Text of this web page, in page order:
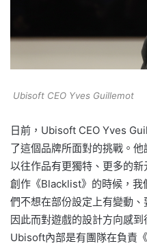
Ubisoft CEO Yves Guillemot
日前，Ubisoft CEO Yves
了這個品牌所面對的挑戰。
以往作品有更獨特、更多的
創作《Blacklist》的時候，我
們不想在部份設定上有變動
因此而對遊戲的設計方向感
Ubisoft內部是有團隊在負責